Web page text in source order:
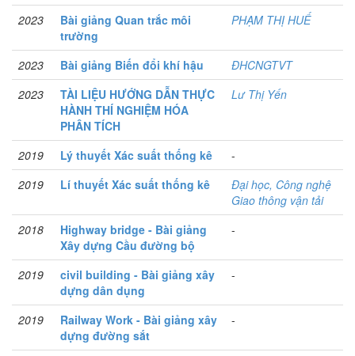
2023
Bài giảng Quan trắc môi
trường
PHẠM THỊ HUẾ
2023 Bài giảng Biến đổi khí hậu
ĐHCNGTVT
2023
TÀI LIỆU HƯỚNG DẪN THỰC
HÀNH THÍ NGHIỆM HÓA
PHÂN TÍCH
Lư Thị Yến
2019 Lý thuyết Xác suất thống kê
-
2019
Lí thuyết Xác suất thống kê
Đại học, Công nghệ
Giao thông vận tải
2018
Highway bridge - Bài giảng
Xây dựng Cầu đường bộ
-
2019
civil building - Bài giảng xây
dựng dân dụng
-
2019
Railway Work - Bài giảng xây
dựng đường sắt
-